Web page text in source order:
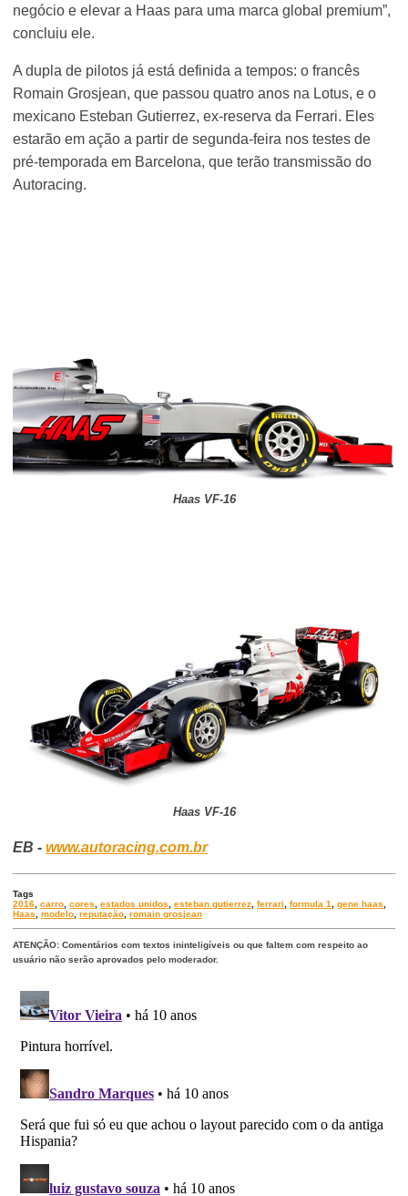
negócio e elevar a Haas para uma marca global premium”,
concluiu ele.
A dupla de pilotos já está definida a tempos: o francês
Romain Grosjean, que passou quatro anos na Lotus, e o
mexicano Esteban Gutierrez, ex-reserva da Ferrari. Eles
estarão em ação a partir de segunda-feira nos testes de
pré-temporada em Barcelona, que terão transmissão do
Autoracing.
Haas VF-16
Haas VF-16
EB -www.autoracing.com.br
Tags
2016 ,carro ,cores ,estados unidos ,esteban gutierrez ,ferrari ,formula 1 ,gene haas
Haas
,modelo ,reputação ,romain grosjean
ATENÇÃO: Comentários com textos ininteligíveis ou que faltem com respeito ao
usuário não serão aprovados pelo moderador.